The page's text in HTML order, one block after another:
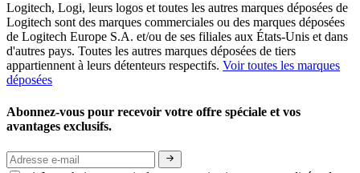
Logitech, Logi, leurs logos et toutes les autres marques déposées de
Logitech sont des marques commerciales ou des marques déposées
de Logitech Europe S.A. et/ou de ses filiales aux États-Unis et dans
d'autres pays. Toutes les autres marques déposées de tiers
appartiennent à leurs détenteurs respectifs. Voir toutes les marques
déposées
Abonnez-vous pour recevoir votre offre spéciale et vos
avantages exclusifs.